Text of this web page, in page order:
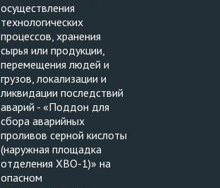
осуществления
технологических
процессов, хранения
сырья или продукции,
перемещения людей и
грузов, локализации и
ликвидации последствий
аварий - «Поддон для
сбора аварийных
проливов серной кислоты
(наружная площадка
отделения ХВО-1)» на
опасном